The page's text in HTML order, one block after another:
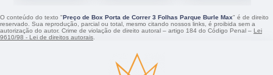
O conteúdo do texto "Preço de Box Porta de Correr 3 Folhas Parque Burle Max" é de direito
reservado. Sua reprodução, parcial ou total, mesmo citando nossos links, é proibida sem a
autorização do autor. Crime de violação de direito autoral – artigo 184 do Código Penal – Lei
9610/98 - Lei de direitos autorais